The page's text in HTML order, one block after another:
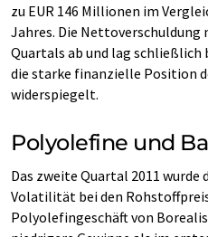
zu EUR 146 Millionen im
Jahres. Die Nettoverschuldung
Quartals ab und lag schließlich
die starke finanzielle Position
widerspiegelt.
Polyolefine und
Das zweite Quartal 2011 wurde
Volatilität bei den
Polyolefingeschäft von